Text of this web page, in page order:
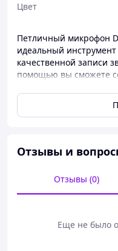
Цвет
Петличный микрофон
идеальный инструмент
качественной записи
помощью вы сможете
Этот микрофон станет
блогеров,
обеспечивает вам
делают его удобным
технические детали.
Отзывы и
Отзывы (0)
Еще не было